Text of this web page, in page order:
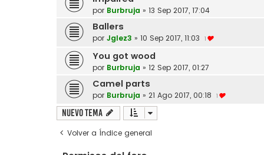
por Burbruja » 13 Sep 2017, 17:04
Ballers
por Jglez3 » 10 Sep 2017, 11:03 1
You got wood
por Burbruja » 12 Sep 2017, 01:27
Camel parts
por Burbruja » 21 Ago 2017, 00:18 1
Nuevo Tema
Volver a Índice general